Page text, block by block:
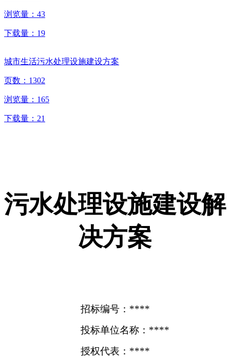
浏览量： 43
下载量： 19
城市生活污水处理设施建设方案
页数： 1302
浏览量： 165
下载量： 21
污水处理设施建设解
决方案
招标编号：****
投标单位名称：****
授权代表：****